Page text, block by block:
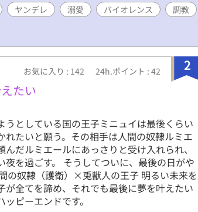
ストクラブだ。 店が客を選別し、キャストが
わびていた。 裕福だが複雑な環境の家庭に産
症により人生の大半を孤独に過していたミチ
る日、ハルキに救われたことをきっかけに彼
孕むようになる。一方、カサ・ディアブロＮ
ハルキはミチルを都合よく利用し、思い通り
り崩壊する。売掛金の返済に追われることに
、カサ・ディアブロ代表取締役のダンから、
れるが·····────。 他とは違うミチルを
揄うＮｏ．3や、妙な関心を寄せるＮｏ．2、
扱いながらも、拘り嫉妬に狂うハルキ。金、
巻く世界で、ミチルと彼らの向かう結末と
ヤンデレ 溺愛 バイオレンス
調教
2
お気に入り : 142 24h.ポイント : 42
たい
うとしている国の王子ミニュイは最後くらい
れたいと願う。その相手は人間の奴隷ルミエ
んだルミエールにあっさりと受け入れられ、
夜を過ごす。 そうしてついに、最後の日がや
の奴隷（護衛）×兎獣人の王子 明るい未来を
が全てを諦め、それでも最後に夢を叶えたい
ッピーエンドです。